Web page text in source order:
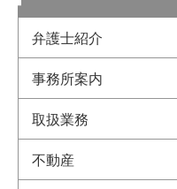
弁護士紹介
事務所案内
取扱業務
不動産